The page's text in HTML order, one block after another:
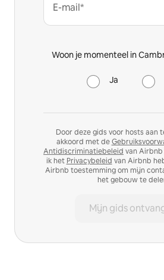
E-mail*
Woon je momenteel in
Ja
Door deze gids voor hosts aan
akkoord met de
Antidiscriminatiebeleid van
ik het Privacybeleid van Airbnb
Airbnb toestemming om mijn
het gebouw te
Mijn gids